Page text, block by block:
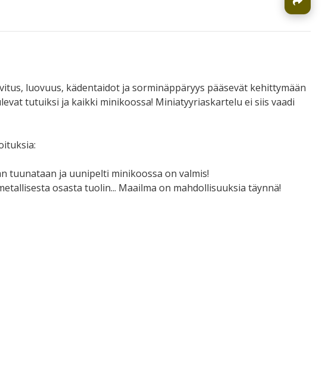
luovuus, kädentaidot ja sorminäppäryys pääsevät kehittymään
tutuiksi ja kaikki minikoossa! Miniatyyriaskartelu ei siis vaadi
tuunataan ja uunipelti minikoossa on valmis!
osasta tuolin... Maailma on mahdollisuuksia täynnä!